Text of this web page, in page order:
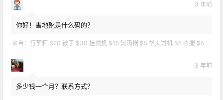
3 年前
你好！雪地靴是什么码的？
来自： 行李箱 $20 被子 $30 挂烫机 $15 煲汤锅 $5 华夫饼机 $5 衣服 $5 雪地靴 $10 滑雪手套 $10 宜家衣物收纳 .
3 年前
多少钱一个月？联系方式？